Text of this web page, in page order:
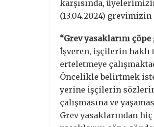
karşısında,
(13.04.2024)
“Grev yasaklarını
İşveren, işçilerin haklı
erteletmeye
Öncelikle belirtmek
yerine işçilerin
çalışmasına ve
Grev yasaklarından